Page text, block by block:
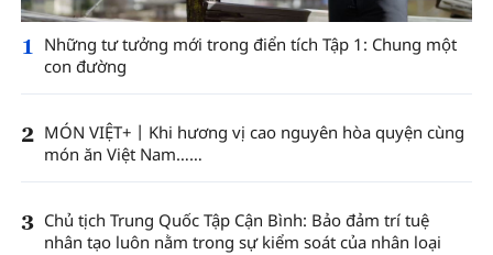
1
Những tư tưởng mới trong điển tích Tập 1: Chung một
con đường
2 MÓN VIỆT+丨Khi hương vị cao nguyên hòa quyện cùng
món ăn Việt Nam……
3 Chủ tịch Trung Quốc Tập Cận Bình: Bảo đảm trí tuệ
nhân tạo luôn nằm trong sự kiểm soát của nhân loại